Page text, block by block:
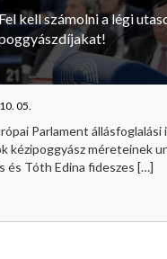
kell számolni a légi
05.
Parlament
kézipoggyász méreteinek
és Tóth Edina fideszes […]